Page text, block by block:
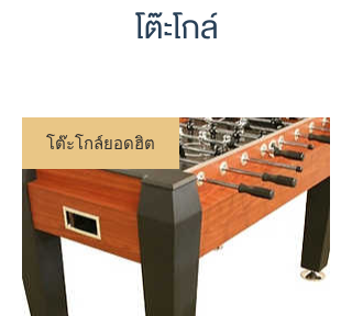
โต๊ะโกล์
โต๊ะโกล์ยอดฮิต